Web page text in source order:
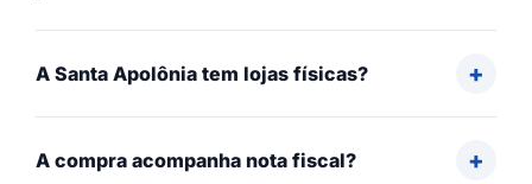
A Santa Apolônia tem lojas físicas?
A compra acompanha nota fiscal?